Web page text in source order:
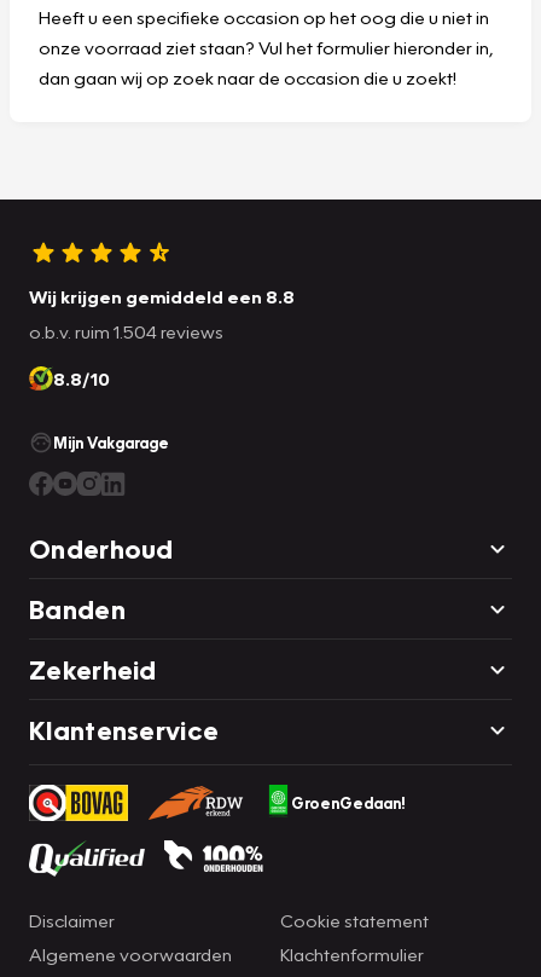
Heeft u een specifieke occasion op het oog die u niet in
onze voorraad ziet staan? Vul het formulier hieronder in,
dan gaan wij op zoek naar de occasion die u zoekt!
Wij krijgen gemiddeld een 8.8
o.b.v. ruim 1.504 reviews
8.8/10
Mijn Vakgarage
Onderhoud
Banden
Zekerheid
Klantenservice
GroenGedaan!
Disclaimer
Algemene voorwaarden
Cookie statement
Klachtenformulier